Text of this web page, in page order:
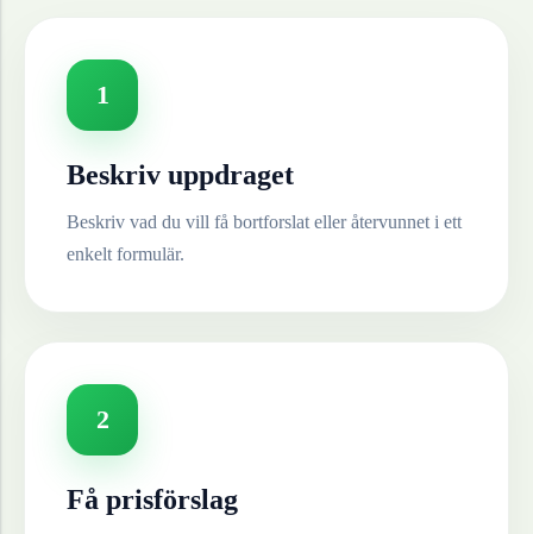
1
Beskriv uppdraget
Beskriv vad du vill få bortforslat eller återvunnet i ett
enkelt formulär.
2
Få prisförslag